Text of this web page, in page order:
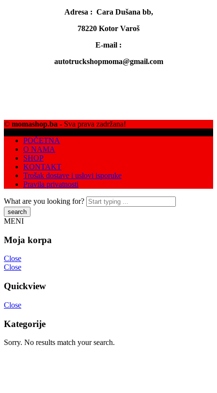
Adresa : Cara Dušana bb,
78220 Kotor Varoš
E-mail :
autotruckshopmoma@gmail.com
© momashop.ba - Sva prava zadržana!
POČETNA
O NAMA
SHOP
KONTAKT
Trošak dostave i uslovi isporuke
Pravila privatnosti
What are you looking for?
MENI
Moja korpa
Close
Close
Quickview
Close
Kategorije
Sorry. No results match your search.